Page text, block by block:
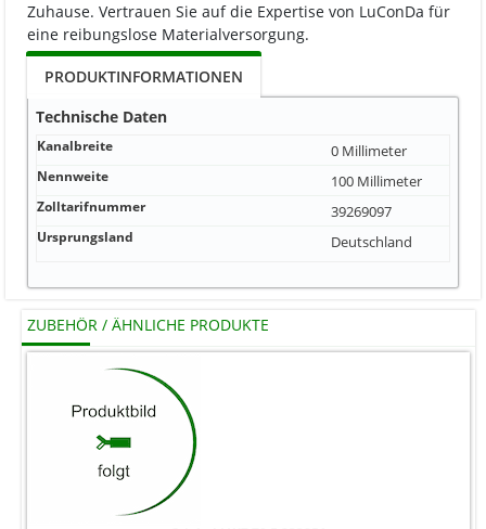
Zuhause. Vertrauen Sie auf die Expertise von LuConDa für
eine reibungslose Materialversorgung.
PRODUKTINFORMATIONEN
Technische Daten
Kanalbreite 0 Millimeter
Nennweite 100 Millimeter
Zolltarifnummer 39269097
Ursprungsland Deutschland
ZUBEHÖR / ÄHNLICHE PRODUKTE